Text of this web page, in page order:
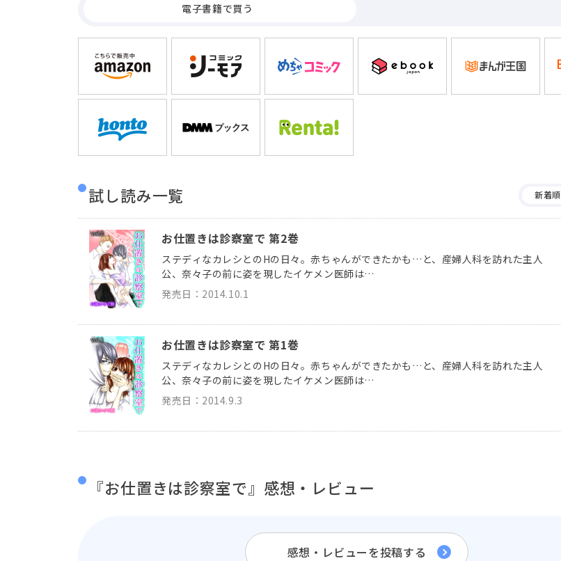
電子書籍で買う
試し読み一覧 新着順
お仕置きは診察室で 第2巻
ステディなカレシとのHの日々。赤ちゃんができたかも…と、産婦人科を訪れた主人
公、奈々子の前に姿を現したイケメン医師は…
発売日：2014.10.1
お仕置きは診察室で 第1巻
ステディなカレシとのHの日々。赤ちゃんができたかも…と、産婦人科を訪れた主人
公、奈々子の前に姿を現したイケメン医師は…
発売日：2014.9.3
『お仕置きは診察室で』感想・レビュー
感想・レビューを投稿する